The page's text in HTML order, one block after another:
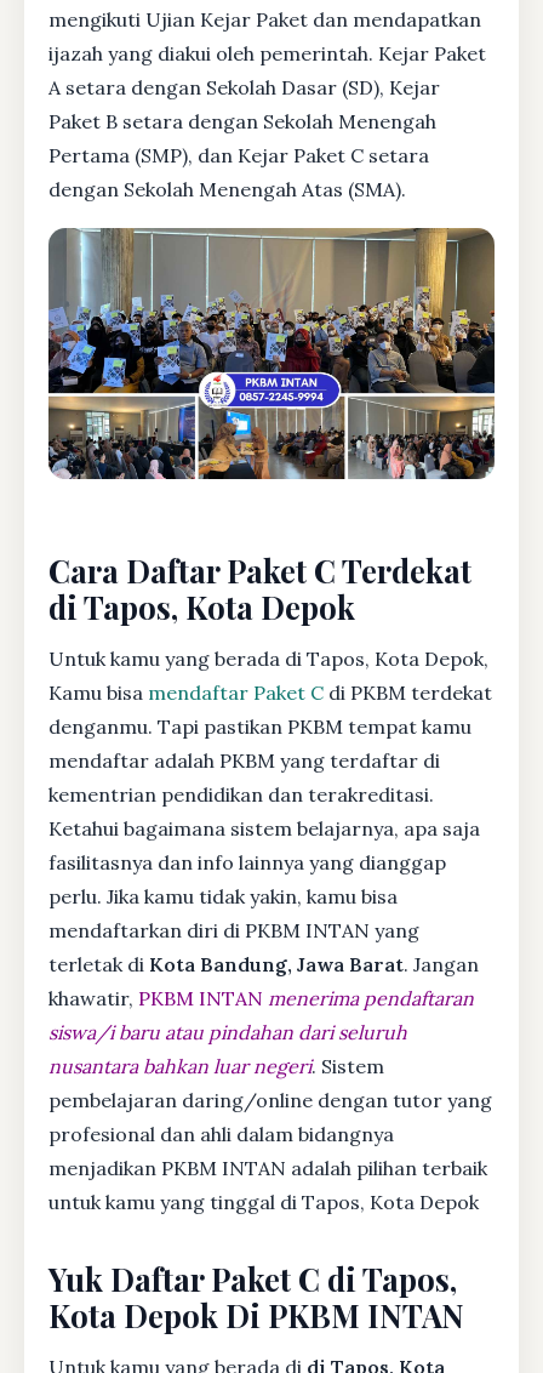
mengikuti Ujian Kejar Paket dan mendapatkan
ijazah yang diakui oleh pemerintah. Kejar Paket
A setara dengan Sekolah Dasar (SD), Kejar
Paket B setara dengan Sekolah Menengah
Pertama (SMP), dan Kejar Paket C setara
dengan Sekolah Menengah Atas (SMA).
Cara Daftar Paket C Terdekat
di Tapos, Kota Depok
Untuk kamu yang berada di Tapos, Kota Depok,
Kamu bisa mendaftar Paket C di PKBM terdekat
denganmu. Tapi pastikan PKBM tempat kamu
mendaftar adalah PKBM yang terdaftar di
kementrian pendidikan dan terakreditasi.
Ketahui bagaimana sistem belajarnya, apa saja
fasilitasnya dan info lainnya yang dianggap
perlu. Jika kamu tidak yakin, kamu bisa
mendaftarkan diri di PKBM INTAN yang
terletak di Kota Bandung, Jawa Barat. Jangan
khawatir, PKBM INTAN menerima pendaftaran
siswa/i baru atau pindahan dari seluruh
nusantara bahkan luar negeri. Sistem
pembelajaran daring/online dengan tutor yang
profesional dan ahli dalam bidangnya
menjadikan PKBM INTAN adalah pilihan terbaik
untuk kamu yang tinggal di Tapos, Kota Depok
Yuk Daftar Paket C di Tapos,
Kota Depok Di PKBM INTAN
Untuk kamu yang berada di di Tapos, Kota